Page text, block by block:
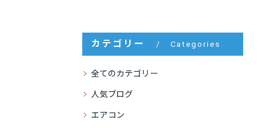
カテゴリー Categories
全てのカテゴリー
人気ブログ
エアコン